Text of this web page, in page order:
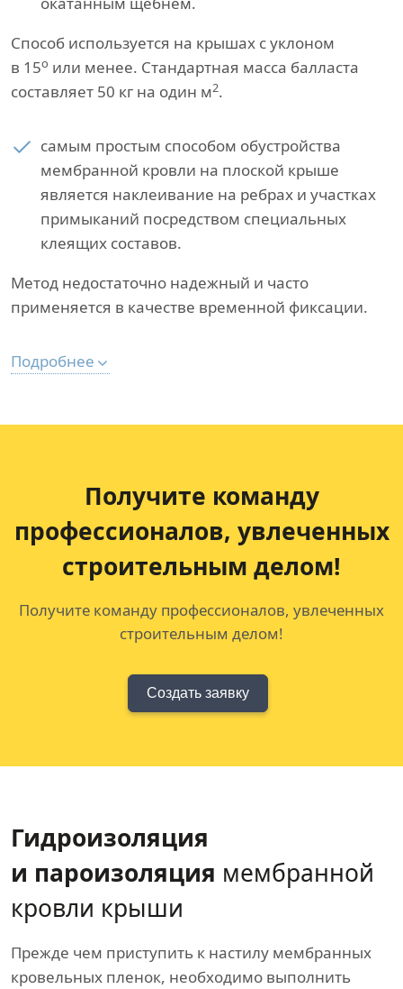
Способ используется на крышах с уклоном
в 15о или менее. Стандартная масса балласта
составляет 50 кг на один м2.
самым простым способом обустройства
мембранной кровли на плоской крыше
является наклеивание на ребрах и участках
примыканий посредством специальных
клеящих составов.
Метод недостаточно надежный и часто
применяется в качестве временной фиксации.
Подробнее
Получите команду
профессионалов, увлеченных
строительным делом!
Получите команду профессионалов, увлеченных
строительным делом!
Создать заявку
Гидроизоляция
и пароизоляция мембранной
кровли крыши
Прежде чем приступить к настилу мембранных
кровельных пленок, необходимо выполнить